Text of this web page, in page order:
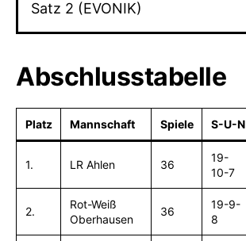
Satz 2 (EVONIK)
Abschlusstabelle
Platz Mannschaft Spiele S-U-N
1. LR Ahlen 36
19-
10-7
2.
Rot-Weiß
Oberhausen
36
19-9-
8